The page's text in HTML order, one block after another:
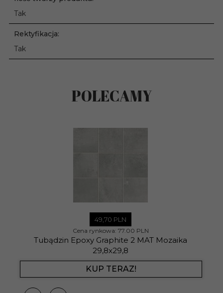
Tak
Rektyfikacja:
Tak
POLECAMY
49, 70 PLN
Cena rynkowa: 77.00 PLN
Tubądzin Epoxy Graphite 2 MAT Mozaika
29,8x29,8
KUP TERAZ!